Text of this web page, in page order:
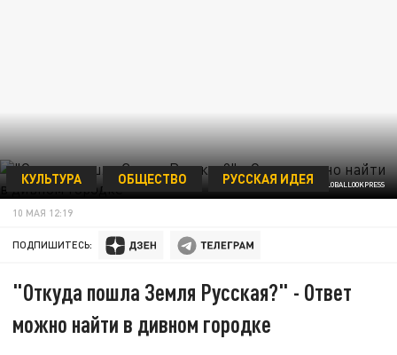
SERGUEI FOMINE/RUSSIAN LOOK/GLOBALLOOKPRESS
КУЛЬТУРА ОБЩЕСТВО РУССКАЯ ИДЕЯ
10 МАЯ 12:19
ПОДПИШИТЕСЬ:
"Откуда пошла Земля Русская?" - Ответ
можно найти в дивном городке